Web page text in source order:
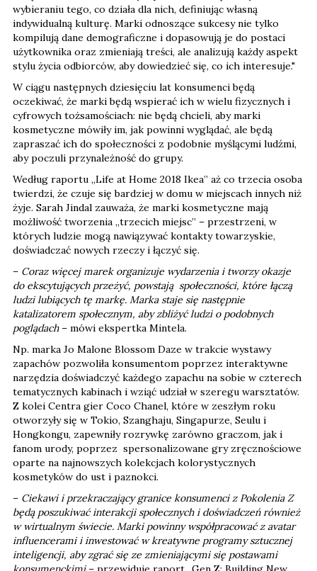
wybieraniu tego, co działa dla nich, definiując własną
indywidualną kulturę. Marki odnoszące sukcesy nie tylko
kompilują dane demograficzne i dopasowują je do postaci
użytkownika oraz zmieniają treści, ale analizują każdy aspekt
stylu życia odbiorców, aby dowiedzieć się, co ich interesuje."
W ciągu następnych dziesięciu lat konsumenci będą
oczekiwać, że marki będą wspierać ich w wielu fizycznych i
cyfrowych tożsamościach: nie będą chcieli, aby marki
kosmetyczne mówiły im, jak powinni wyglądać, ale będą
zapraszać ich do społeczności z podobnie myślącymi ludźmi,
aby poczuli przynależność do grupy.
Według raportu „Life at Home 2018 Ikea” aż co trzecia osoba
twierdzi, że czuje się bardziej w domu w miejscach innych niż
żyje. Sarah Jindal zauważa, że ​​marki kosmetyczne mają
możliwość tworzenia „trzecich miejsc” – przestrzeni, w
których ludzie mogą nawiązywać kontakty towarzyskie,
doświadczać nowych rzeczy i łączyć się.
– Coraz więcej marek organizuje wydarzenia i tworzy okazje
do ekscytujących przeżyć, powstają społeczności, które łączą
ludzi lubiących tę markę. Marka staje się następnie
katalizatorem społecznym, aby zbliżyć ludzi o podobnych
poglądach– mówi ekspertka Mintela.
Np. marka Jo Malone Blossom Daze w trakcie wystawy
zapachów pozwoliła konsumentom poprzez interaktywne
narzędzia doświadczyć każdego zapachu na sobie w czterech
tematycznych kabinach i wziąć udział w szeregu warsztatów.
Z kolei Centra gier Coco Chanel, które w zeszłym roku
otworzyły się w Tokio, Szanghaju, Singapurze, Seulu i
Hongkongu, zapewniły rozrywkę zarówno graczom, jak i
fanom urody, poprzez spersonalizowane gry zręcznościowe
oparte na najnowszych kolekcjach kolorystycznych
kosmetyków do ust i paznokci.
– Ciekawi i przekraczający granice konsumenci z Pokolenia Z
będą poszukiwać interakcji społecznych i doświadczeń również
w wirtualnym świecie. Marki powinny współpracować z avatar
influencerami i inwestować w kreatywne programy sztucznej
inteligencji, aby zgrać się ze zmieniającymi się postawami